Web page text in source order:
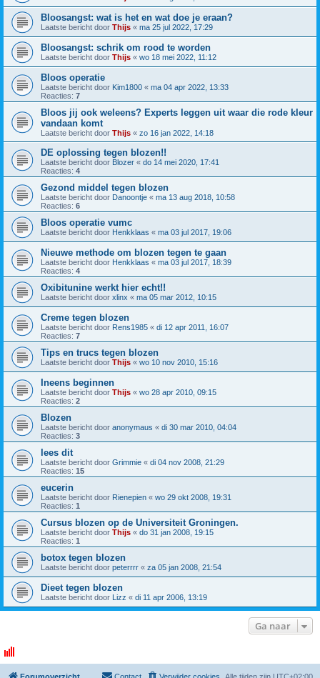
Bloosangst: wat is het en wat doe je eraan?
Laatste bericht door Thijs « ma 25 jul 2022, 17:29
Bloosangst: schrik om rood te worden
Laatste bericht door Thijs « wo 18 mei 2022, 11:12
Bloos operatie
Laatste bericht door Kim1800 « ma 04 apr 2022, 13:33
Reacties: 7
Bloos jij ook weleens? Experts leggen uit waar die rode kleur
vandaan komt
Laatste bericht door Thijs « zo 16 jan 2022, 14:18
DE oplossing tegen blozen!!
Laatste bericht door Blozer « do 14 mei 2020, 17:41
Reacties: 4
Gezond middel tegen blozen
Laatste bericht door Danoontje « ma 13 aug 2018, 10:58
Reacties: 6
Bloos operatie vumc
Laatste bericht door Henkklaas « ma 03 jul 2017, 19:06
Nieuwe methode om blozen tegen te gaan
Laatste bericht door Henkklaas « ma 03 jul 2017, 18:39
Reacties: 4
Oxibitunine werkt hier echt!!
Laatste bericht door xlinx « ma 05 mar 2012, 10:15
Creme tegen blozen
Laatste bericht door Rens1985 « di 12 apr 2011, 16:07
Reacties: 7
Tips en trucs tegen blozen
Laatste bericht door Thijs « wo 10 nov 2010, 15:16
Ineens beginnen
Laatste bericht door Thijs « wo 28 apr 2010, 09:15
Reacties: 2
Blozen
Laatste bericht door anonymaus « di 30 mar 2010, 04:04
Reacties: 3
lees dit
Laatste bericht door Grimmie « di 04 nov 2008, 21:29
Reacties: 15
eucerin
Laatste bericht door Rienepien « wo 29 okt 2008, 19:31
Reacties: 1
Cursus blozen op de Universiteit Groningen.
Laatste bericht door Thijs « do 31 jan 2008, 19:15
Reacties: 1
botox tegen blozen
Laatste bericht door peterrrr « za 05 jan 2008, 21:54
Dieet tegen blozen
Laatste bericht door Lizz « di 11 apr 2006, 13:19
Ga naar